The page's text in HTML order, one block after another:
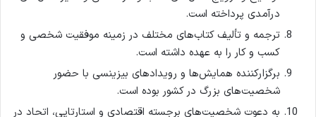
درآمدی پرداخته است.
ترجمه و تألیف کتاب‌های مختلف در زمینه موفقیت شخصی و
کسب و کار را به عهده داشته است.
برگزارکننده همایش‌ها و رویدادهای بیزینسی با حضور
شخصیت‌های بزرگ در کشور بوده است.
به دعوت شخصیت‌های برجسته اقتصادی و استارتاپی، اتحاد در